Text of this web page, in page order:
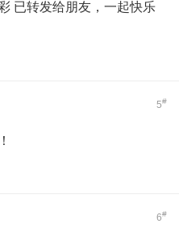
已转发给朋友，一起快乐
5#
6#